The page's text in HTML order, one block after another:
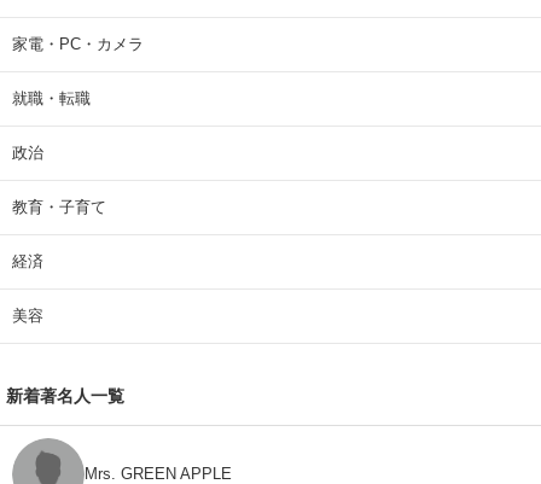
家電・PC・カメラ
就職・転職
政治
教育・子育て
経済
美容
新着著名人一覧
Mrs. GREEN APPLE